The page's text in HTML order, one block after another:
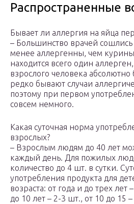
Распространенные
Бывает ли аллергия на яйца
– Большинство врачей сошлись
менее аллергенны, чем
находится всего один
взрослого человека
редко бывают случаи
поэтому при первом
совсем немного.
Какая суточная норма
взрослых?
– Взрослым людям до 40 лет
каждый день. Для пожилых
количество до 4 шт. в сутки.
употребления продукта для
возраста: от года и до трех лет
до 10 лет – 2-3 шт., от 10 до 15